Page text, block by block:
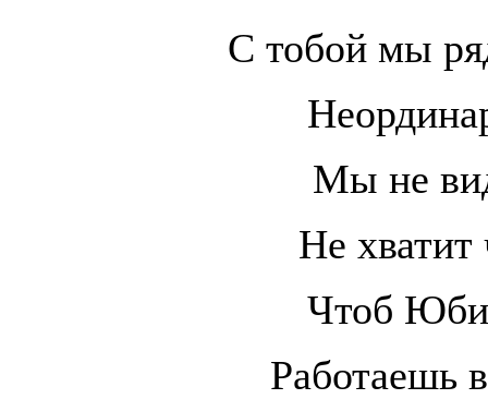
С тобой мы
Мы не
Не хватит
Чтоб
Работаешь